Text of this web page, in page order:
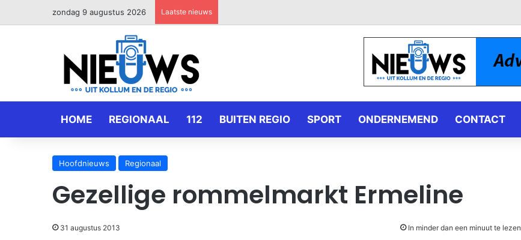
zondag 9 augustus 2026 Laatste nieuws
HOME REGIONAAL 112 BUITEN REGIO SPORT ONDERNEMEND CONTACT
Hoofdnieuws Regionaal
Gezellige rommelmarkt Ermeline
31 augustus 2013 In minder dan een minuut te lezen